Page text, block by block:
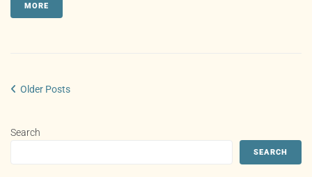
MORE
Older Posts
Search
SEARCH